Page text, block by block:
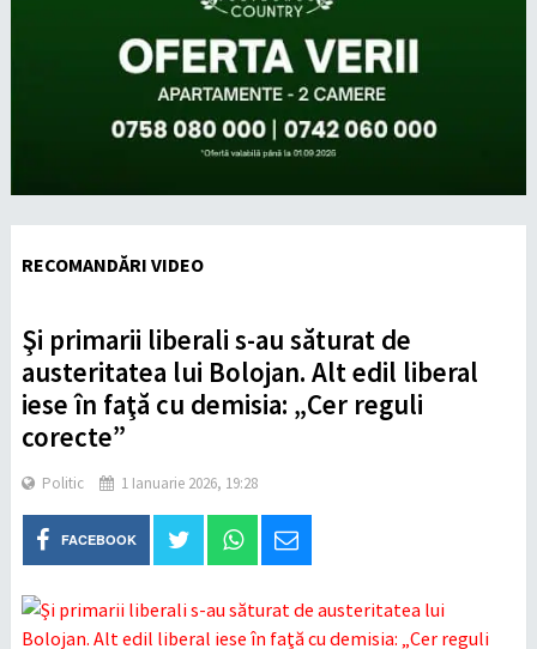
RECOMANDĂRI VIDEO
Şi primarii liberali s-au săturat de
austeritatea lui Bolojan. Alt edil liberal
iese în faţă cu demisia: „Cer reguli
corecte”
Politic 1 Ianuarie 2026, 19:28
FACEBOOK